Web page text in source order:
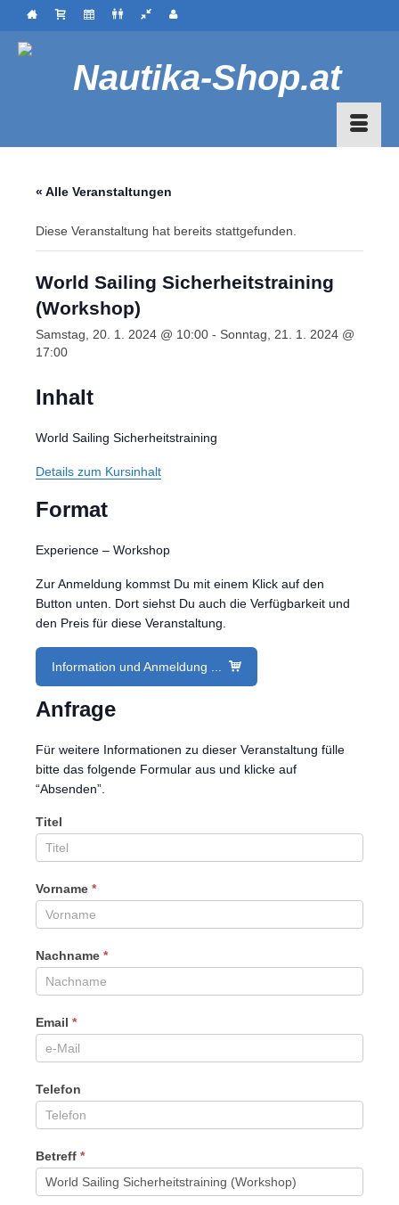
« Alle Veranstaltungen
Diese Veranstaltung hat bereits stattgefunden.
World Sailing Sicherheitstraining
(Workshop)
Samstag, 20. 1. 2024 @ 10:00 - Sonntag, 21. 1. 2024 @
17:00
Inhalt
World Sailing Sicherheitstraining
Details zum Kursinhalt
Format
Experience – Workshop
Zur Anmeldung kommst Du mit einem Klick auf den
Button unten. Dort siehst Du auch die Verfügbarkeit und
den Preis für diese Veranstaltung.
Information und Anmeldung ...
Anfrage
Für weitere Informationen zu dieser Veranstaltung fülle
bitte das folgende Formular aus und klicke auf
“Absenden”.
Titel
Vorname *
Nachname *
Email *
Telefon
Betreff *